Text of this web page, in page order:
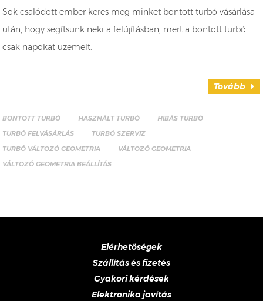
Sok csalódott ember keres meg minket bontott turbó vásárlása
után, hogy segítsünk neki a felújításban, mert a bontott turbó
csak napokat üzemelt.
Tovább
BONTOTT TURBÓ HASZNÁLT TURBÓ
HIBÁS TURBÓ
TURBÓ FELVÁSÁRLÁS
TURBÓ SZERVIZ
TURBÓ VÁLTOZÓ GEOMETRIA
VÁLTOZÓ GEOMETRIA
VÁLTOZÓ GEOMETRIA BEÁLLÍTÁS
Elérhetőségek
Szállítás és fizetés
Gyakori kérdések
Elektronika javítás